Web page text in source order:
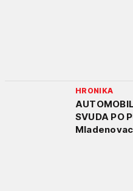
HRONIKA
SVUDA PO